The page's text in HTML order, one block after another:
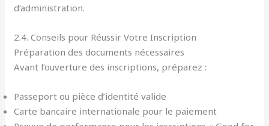
d’administration.
2.4. Conseils pour Réussir Votre Inscription
Préparation des documents nécessaires
Avant l’ouverture des inscriptions, préparez :
Passeport ou pièce d’identité valide
Carte bancaire internationale pour le paiement